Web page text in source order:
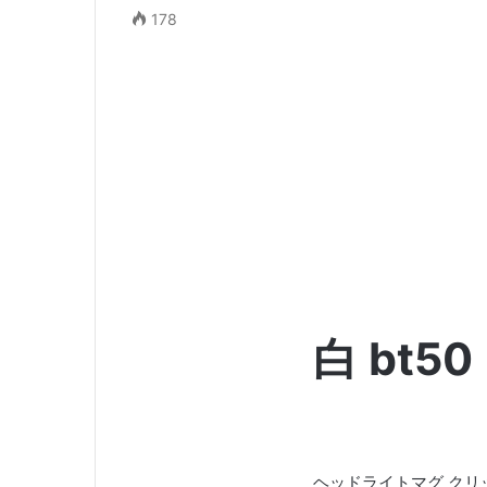
白 bt50
ヘッドライトマグ クリ
178